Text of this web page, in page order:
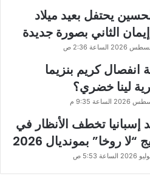
يحتفل بعيد ميلاد
إيمان الثاني بصورة جديدة
انفصال كريم بنزيما
لينا خضري؟
إسبانيا تخطف الأنظار في
“لا روخا” بمونديال 2026